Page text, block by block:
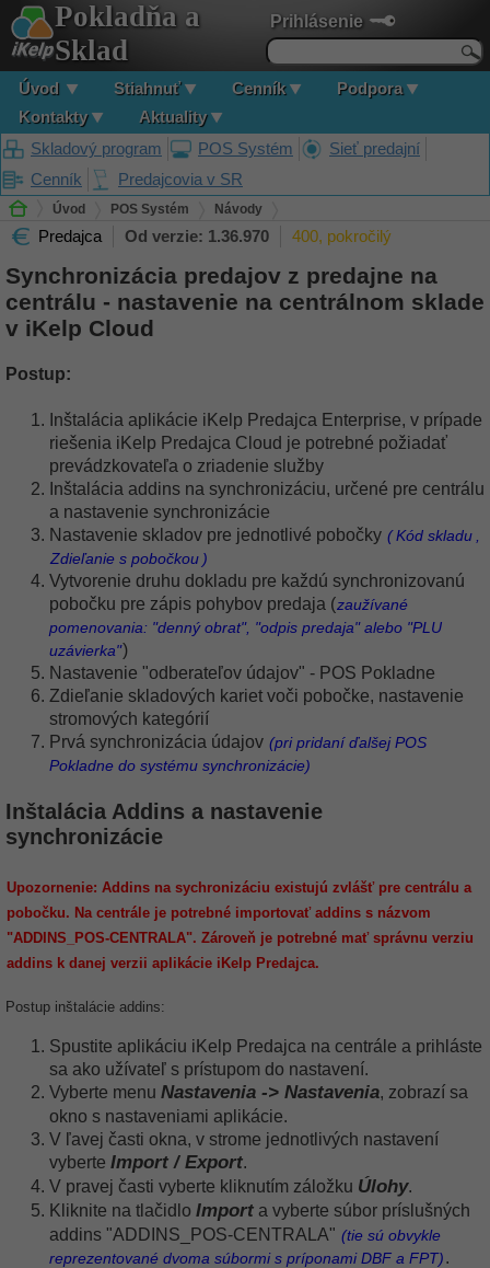
Prihlásenie
Pokladňa a
Sklad
Úvod Stiahnuť Cenník
Podpora
Kontakty
Aktuality
Skladový program
POS Systém
Sieť predajní
Cenník
Predajcovia v SR
Úvod POS Systém Návody
Synchronizácia predajov z predajne na centrálu - nastavenie na centrálnom
Predajca Od verzie: 1.36.970 400, pokročilý
Synchronizácia predajov z predajne na
centrálu - nastavenie na centrálnom sklade
v iKelp Cloud
Postup:
Inštalácia aplikácie iKelp Predajca Enterprise, v prípade
riešenia iKelp Predajca Cloud je potrebné požiadať
prevádzkovateľa o zriadenie služby
Inštalácia addins na synchronizáciu, určené pre centrálu
a nastavenie synchronizácie
Nastavenie skladov pre jednotlivé pobočky (Kód skladu
Zdieľanie s pobočkou )
Vytvorenie druhu dokladu pre každú synchronizovanú
pobočku pre zápis pohybov predaja (zaužívané
pomenovania: "denný obrat", "odpis predaja" alebo "PLU
uzávierka")
Nastavenie "odberateľov údajov" - POS Pokladne
Zdieľanie skladových kariet voči pobočke, nastavenie
stromových kategórií
Prvá synchronizácia údajov (pri pridaní ďalšej POS
Pokladne do systému synchronizácie)
Inštalácia Addins a nastavenie
synchronizácie
Upozornenie: Addins na sychronizáciu existujú zvlášť pre centrálu a
pobočku. Na centrále je potrebné importovať addins s názvom
"ADDINS_POS-CENTRALA". Zároveň je potrebné mať správnu verziu
addins k danej verzii aplikácie iKelp Predajca.
Postup inštalácie addins:
Spustite aplikáciu iKelp Predajca na centrále a prihláste
sa ako užívateľ s prístupom do nastavení.
Vyberte menu Nastavenia -> Nastavenia, zobrazí sa
okno s nastaveniami aplikácie.
V ľavej časti okna, v strome jednotlivých nastavení
vyberte Import / Export.
V pravej časti vyberte kliknutím záložku Úlohy.
Kliknite na tlačidlo Import a vyberte súbor príslušných
addins "ADDINS_POS-CENTRALA" (tie sú obvykle
reprezentované dvoma súbormi s príponami DBF a FPT).